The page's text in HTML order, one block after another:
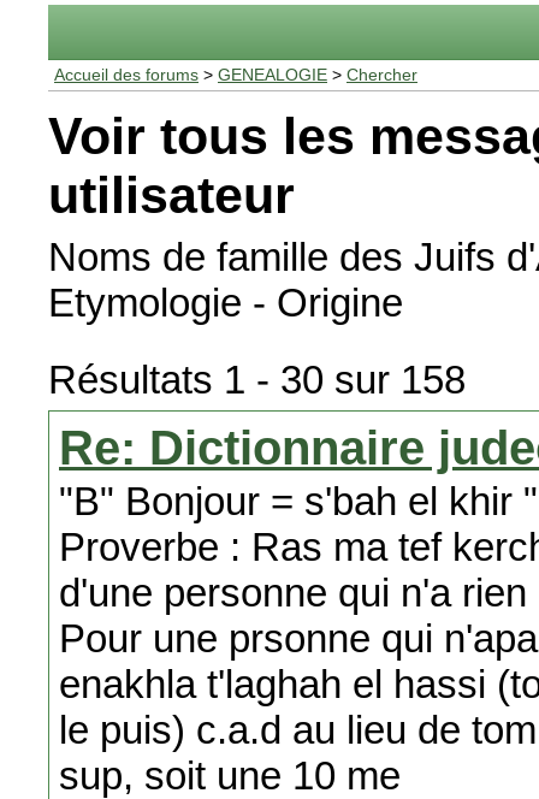
Accueil des forums > GENEALOGIE > Chercher
Voir tous les
utilisateur
Noms de famille des Juifs
Etymologie - Origine
Résultats 1 - 30 sur 158
Re: Dictionnaire
"B" Bonjour = s'bah el khir
Proverbe : Ras ma tef
d'une personne qui n'a
Pour une prsonne qui
enakhla t'laghah el hassi
le puis) c.a.d au lieu de
sup, soit une 10 me